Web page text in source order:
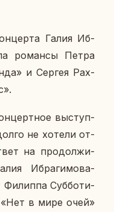
Галия Иб­
ро­ман­сы Петра
и Сергея Рах­
вы­ступ­
не хотели от­
на про­дол­жи­
Иб­ра­ги­мо­ва-
Фи­лип­па Суб­бо­ти­
в мире очей»